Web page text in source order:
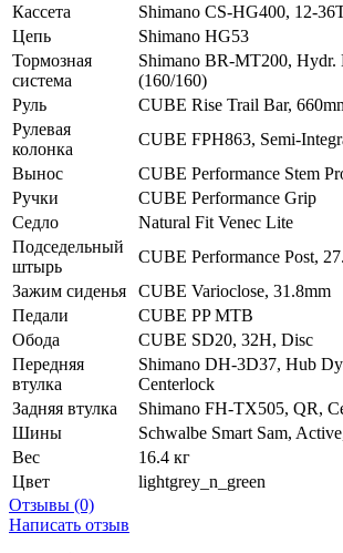
Кассета
Shimano CS-HG400, 12-
Цепь
Shimano HG53
Тормозная
система
Shimano BR-MT200, Hydr.
(160/160)
Руль
CUBE Rise Trail Bar,
Рулевая
колонка
CUBE FPH863, Semi-
Вынос
CUBE Performance Stem
Ручки
CUBE Performance Grip
Седло
Natural Fit Venec Lite
Подседельный
штырь
CUBE Performance Post,
Зажим сиденья
CUBE Varioclose, 31.8mm
Педали
CUBE PP MTB
Обода
CUBE SD20, 32H, Disc
Передняя
втулка
Shimano DH-3D37, Hub
Centerlock
Задняя втулка
Shimano FH-TX505, QR,
Шины
Schwalbe Smart Sam,
Вес
16.4 кг
Цвет
lightgrey_n_green
Отзывы (0)
Написать отзыв